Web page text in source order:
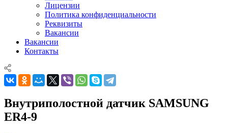
Лицензии
Политика конфиденциальности
Реквизиты
Вакансии
Вакансии
Контакты
Внутриполостной датчик SAMSUNG
ER4-9